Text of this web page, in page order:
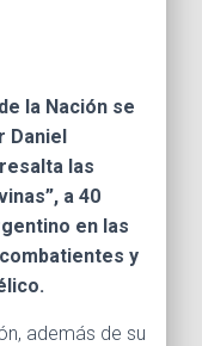
la Nación se
Daniel
las
a 40
en las
y
además de su